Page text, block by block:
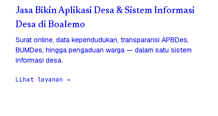
Jasa Bikin Aplikasi Desa & Sistem Informasi
Desa di Boalemo
Surat online, data kependudukan, transparansi APBDes,
BUMDes, hingga pengaduan warga — dalam satu sistem
informasi desa.
Lihat layanan →